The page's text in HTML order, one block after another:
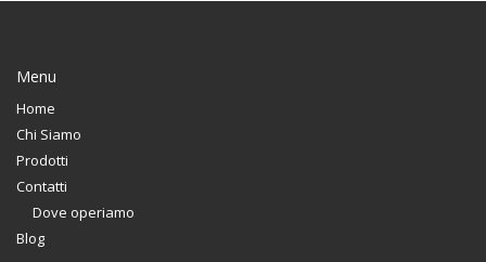
Menu
Home
Chi Siamo
Prodotti
Contatti
Dove operiamo
Blog